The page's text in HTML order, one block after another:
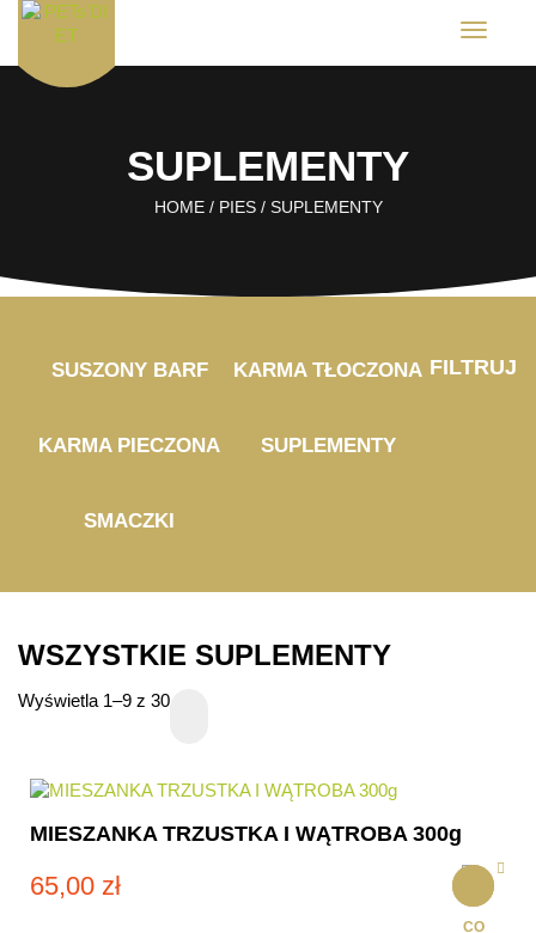
T
g
i
SUPLEMENTY
HOME/ PIES/ SUPLEMENTY
SUSZONY BARF KARMA TŁOCZONA
KARMA PIECZONA SUPLEMENTY
SMACZKI
FILTRUJ
WSZYSTKIE SUPLEMENTY
Wyświetla 1–9 z 30
MIESZANKA TRZUSTKA I WĄTROBA 300g
65,00 zł